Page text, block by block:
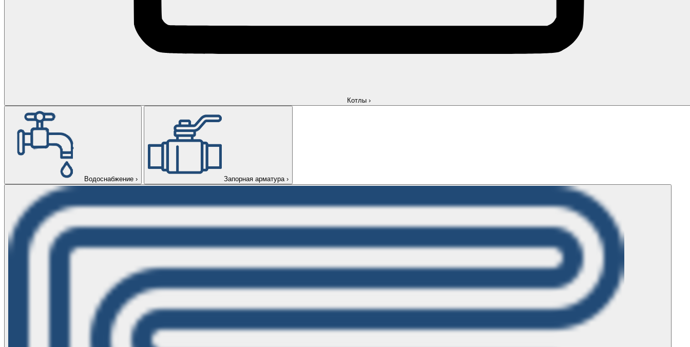
Котлы ›
Водоснабжение › Запорная арматура ›